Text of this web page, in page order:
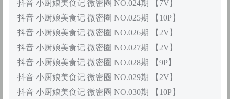
抖音 小厨娘美食记 微密圈 NO.024期 【7V】
抖音 小厨娘美食记 微密圈 NO.025期 【10P】
抖音 小厨娘美食记 微密圈 NO.026期 【2V】
抖音 小厨娘美食记 微密圈 NO.027期 【2V】
抖音 小厨娘美食记 微密圈 NO.028期 【9P】
抖音 小厨娘美食记 微密圈 NO.029期 【2V】
抖音 小厨娘美食记 微密圈 NO.030期 【10P】